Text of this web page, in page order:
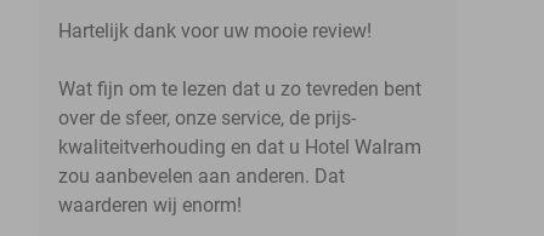
Hartelijk dank voor uw mooie review!
Wat fijn om te lezen dat u zo tevreden bent
over de sfeer, onze service, de prijs-
kwaliteitverhouding en dat u Hotel Walram
zou aanbevelen aan anderen. Dat
waarderen wij enorm!